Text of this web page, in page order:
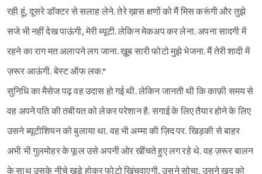
रही हूं, दूसरे डॉक्टर से सलाह लेने. तेरे ख़ास क्षणों को मैं मिस करूंगी और तुझे
सजे भी नहीं देख पाऊंगी, मेरी ब्यूटी. लेकिन मेकअप कर लेना. अपना सादगी में
रहने का राग मत अलापने लग जाना. ख़ूूब सारी फोटो मुझे भेजना. मैं तेरी शादी में
ज़रूर आऊंगी. बेस्ट ऑफ लक.”
सुनिधि का मैसेज पढ़ वह उदास हो गई थी. लेकिन जानती थी कि काफ़ी समय से
वह अपने पति की तबीयत को लेकर परेशान है. सगाई के लिए तैयार होने के लिए
उसने ब्यूटीशियन को बुलाया था. वह भी अम्मा की ज़िद पर. खिड़की से बाहर
अभी भी गुलमोहर के फूल उसे अपनी ओर खींचते हुए लग रहे थे. वह ज़रूर बालन
के साथ उसके नीचे खड़े होकर फोटो खिंचवाएगी, उसने सोचा. उसने ख़ुद को